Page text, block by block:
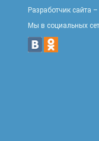
Разработчик сайта –
Мы в социальных